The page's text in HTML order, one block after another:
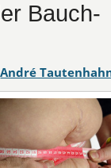
Bauch-
André